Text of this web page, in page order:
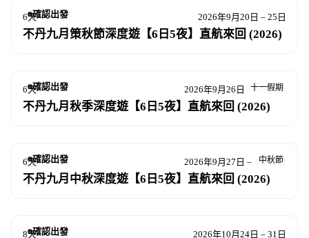
確認出發
6天 2026年9月20日 – 25日
不丹九月策秋節深度遊【6日5夜】直航來回 (2026)
確認出發 十一假期
6天 2026年9月26日 – 10月1日
不丹九月秋季深度遊【6日5夜】直航來回 (2026)
確認出發 中秋節
6天 2026年9月27日 – 10月2日
不丹九月中秋深度遊【6日5夜】直航來回 (2026)
確認出發
8天 2026年10月24日 – 31日